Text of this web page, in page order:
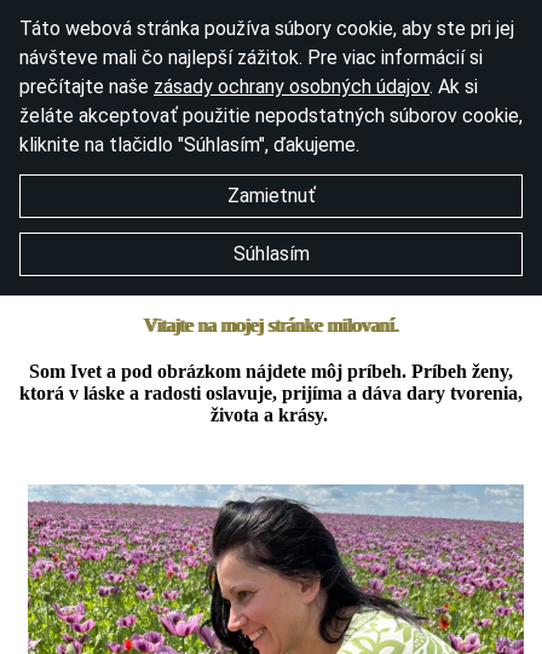
Táto webová stránka používa súbory cookie, aby ste pri jej
návšteve mali čo najlepší zážitok. Pre viac informácií si
prečítajte naše zásady ochrany osobných údajov. Ak si
želáte akceptovať použitie nepodstatných súborov cookie,
kliknite na tlačidlo "Súhlasím", ďakujeme.
Zamietnuť
Súhlasím
Vitajte na mojej stránke milovaní.
Som Ivet a pod obrázkom nájdete môj príbeh. Príbeh ženy,
ktorá v láske a radosti oslavuje, prijíma a dáva dary tvorenia,
života a krásy.